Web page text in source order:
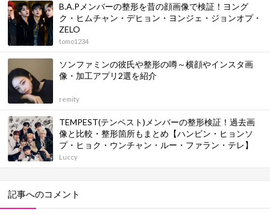
B.A.Pメンバーの整形を昔の顔画像で検証！ヨング
ク・ヒムチャン・デヒョン・ヨンジェ・ジョンオプ・
ZELO
tomo1234
ソンファミンの彼氏や整形の噂～横顔やインスタ画
像・加工アプリ2選を紹介
remity
TEMPEST(テンペスト)メンバーの整形検証！過去画
像と比較・整形箇所もまとめ【ハンビン・ヒョンソ
プ・ヒョク・ウンチャン・ルー・ファラン・テレ】
Luccy
記事へのコメント